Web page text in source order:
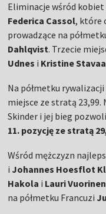
Eliminacje wśród kobiet
Federica Cassol, które
prowadzące na
Dahlqvist. Trzecie
Udnes i Kristine
Na półmetku
miejsce ze stratą 23,99.
Skinder i jej bieg
11. pozycję ze stratą
Wśród mężczyzn
i Johannes Hoesflot
Hakola i Lauri
na półmetku Francuzi